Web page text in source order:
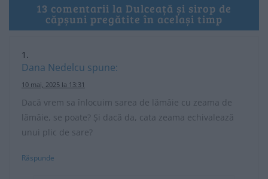
13 comentarii la Dulceață și sirop de
căpșuni pregătite în același timp
Dana Nedelcu spune:
10 mai, 2025 la 13:31
Dacă vrem sa înlocuim sarea de lămâie cu zeama de
lămâie, se poate? Și dacă da, cata zeama echivalează
unui plic de sare?
Răspunde